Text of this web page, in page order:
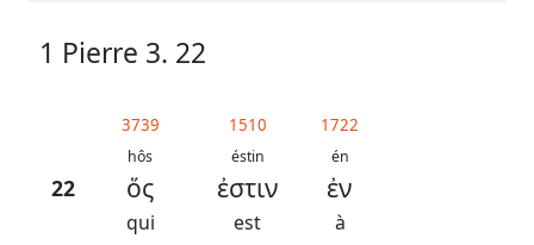
1 Pierre 3. 22
22
3739
hôs
ὅς
qui
1510
éstin
ἐστιν
est
1722
én
ἐν
à
Abréviations
grammaticales